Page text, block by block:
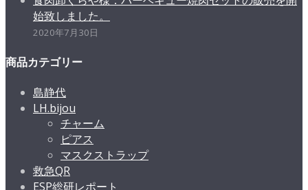
始致しました。
2020年7月30日
商品カテゴリー
島静代
LH.bijou
チャーム
ピアス
マスクストラップ
救急QR
ESP総研レポート